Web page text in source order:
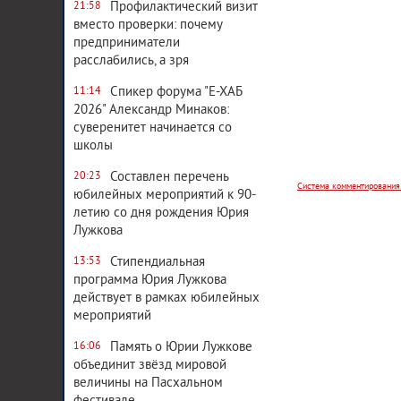
21:58
Профилактический визит
вместо проверки: почему
предприниматели
расслабились, а зря
11:14
Спикер форума "Е-ХАБ
2026" Александр Минаков:
суверенитет начинается со
школы
20:23
Составлен перечень
юбилейных мероприятий к 90-
летию со дня рождения Юрия
Лужкова
13:53
Стипендиальная
программа Юрия Лужкова
действует в рамках юбилейных
мероприятий
16:06
Память о Юрии Лужкове
объединит звёзд мировой
величины на Пасхальном